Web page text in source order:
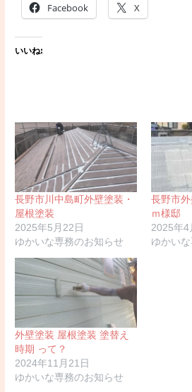
Facebook X
いいね:
長野市川中島町外壁塗装・
屋根塗装
2025年5月22日
ゆかいな専務のお知らせ
長野市
ｍ様邸
2025年4
ゆかい
外壁塗装 屋根塗装 塗替え
時期 って？
2024年11月21日
ゆかいな専務のお知らせ